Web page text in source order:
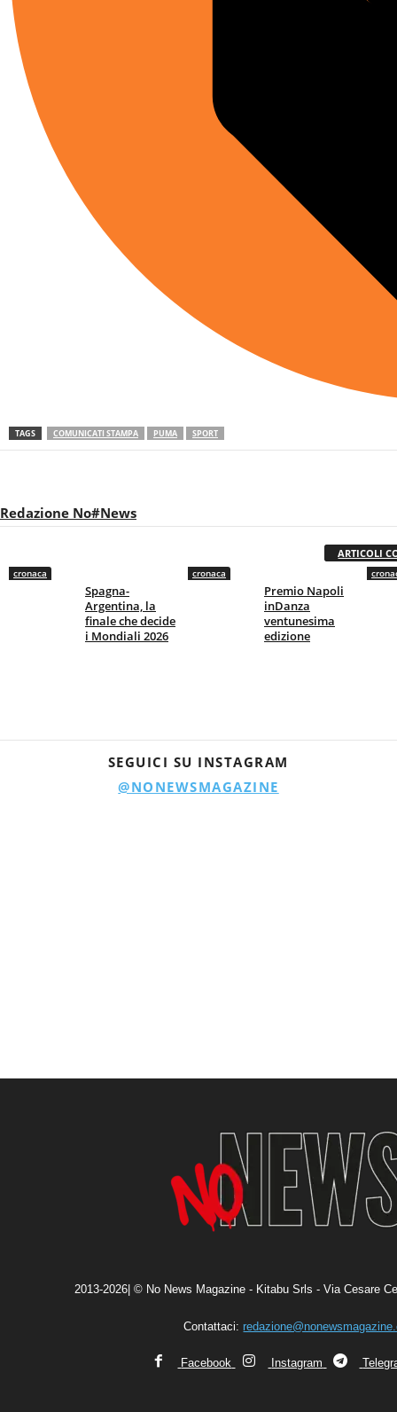
TAGS COMUNICATI STAMPA PUMA SPORT
Redazione No#News
ARTICOLI
cronaca
Spagna-
Argentina, la
finale che decide
i Mondiali 2026
cronaca
Premio Napoli
inDanza
ventunesima
edizione
SEGUICI SU INSTAGRAM
@NONEWSMAGAZINE
2013-2026| © No News Magazine - Kitabu Srls - Via Cesare
Contattaci:
Facebook Instagram